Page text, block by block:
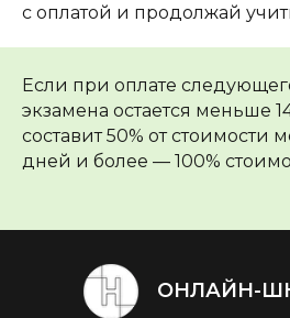
с оплатой и продолжай
Если при оплате
экзамена остается меньше
составит 50% от стоимости
дней и более — 100%
ОНЛАЙН-